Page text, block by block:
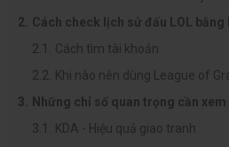
Cách check lịch sử đấu LOL bằng
Cách tìm tài khoản
Khi nào nên dùng League of
Những chỉ số quan trọng cần
KDA - Hiệu quả giao tranh